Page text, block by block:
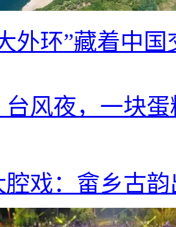
外环”藏着中
台风夜，一块
腔戏：畲乡古